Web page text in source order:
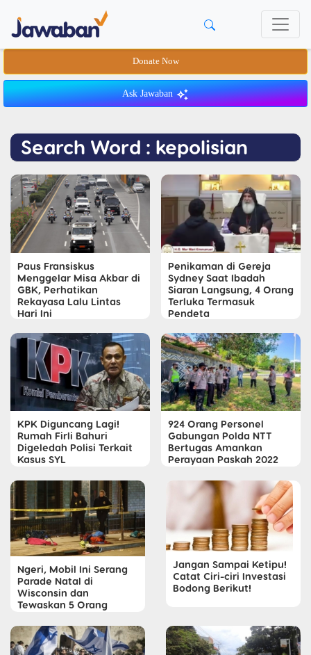
Donate Now
Ask Jawaban
Search Word : kepolisian
Paus Fransiskus
Menggelar Misa Akbar di
GBK, Perhatikan
Rekayasa Lalu Lintas
Hari Ini
Penikaman di Gereja
Sydney Saat Ibadah
Siaran Langsung, 4 Orang
Terluka Termasuk
Pendeta
KPK Diguncang Lagi!
Rumah Firli Bahuri
Digeledah Polisi Terkait
Kasus SYL
924 Orang Personel
Gabungan Polda NTT
Bertugas Amankan
Perayaan Paskah 2022
Ngeri, Mobil Ini Serang
Parade Natal di
Wisconsin dan
Tewaskan 5 Orang
Jangan Sampai Ketipu!
Catat Ciri-ciri Investasi
Bodong Berikut!